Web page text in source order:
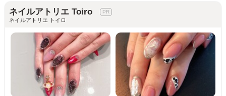
ネイルアトリエ Toiro
ネイルアトリエ トイロ